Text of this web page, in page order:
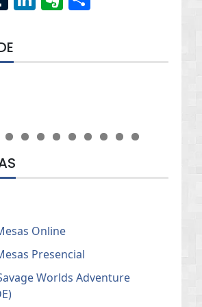
Online
Presencial
Worlds Adventure